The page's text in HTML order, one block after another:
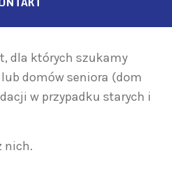
dla których szukamy
domów seniora (dom
w przypadku starych i
nich.